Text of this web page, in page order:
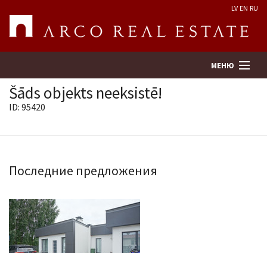
LV EN RU
МЕНЮ
Предприятие
Услуги
Kонтакты
Šāds objekts neeksistē!
ID: 95420
Последние предложения